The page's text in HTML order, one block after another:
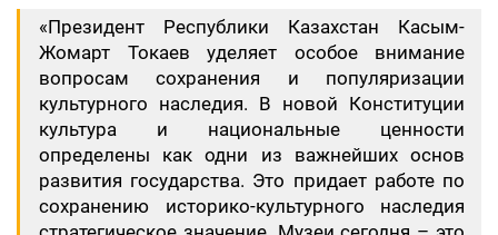
«Президент Республики Казахстан Касым-
Жомарт Токаев уделяет особое внимание
вопросам сохранения и популяризации
культурного наследия. В новой Конституции
культура и национальные ценности
определены как одни из важнейших основ
развития государства. Это придает работе по
сохранению историко-культурного наследия